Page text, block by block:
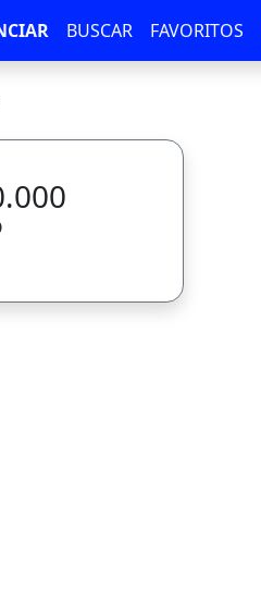
BUSCAR FAVORITOS